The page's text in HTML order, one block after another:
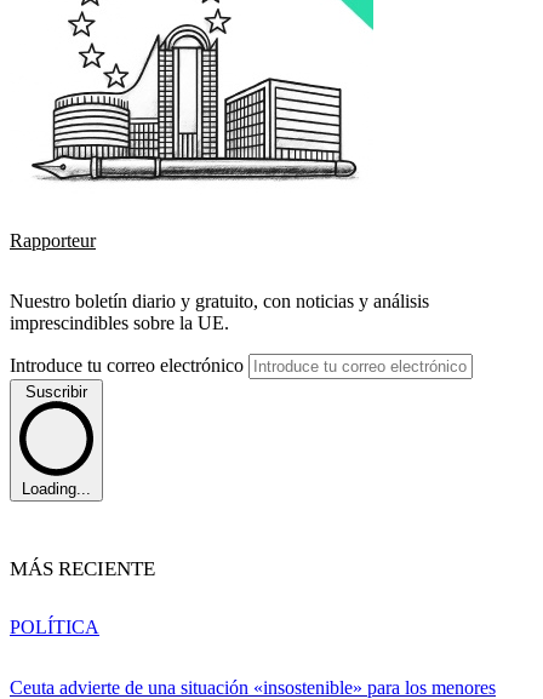
Rapporteur
Nuestro boletín diario y gratuito, con noticias y análisis
imprescindibles sobre la UE.
Introduce tu correo electrónico
Suscribir
Loading...
MÁS RECIENTE
Ceuta advierte de una situación «insostenible» para los menores
POLÍTICA